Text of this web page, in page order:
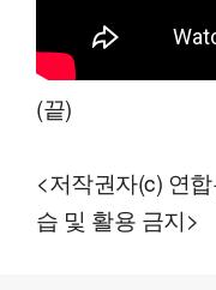
(끝)
<저작권자(c) 연
습 및 활용 금지>